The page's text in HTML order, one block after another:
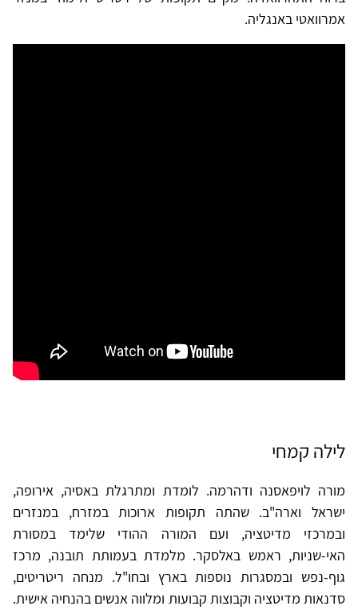
אמרוואטי באנגליה.
לילה קמחי
מורה לויפאסנה ודהרמה. לומדת ומתרגלת באסיה, אירופה,
ישראל וארה"ב. שהתה תקופות ארוכות במזרח, במנזרים
ובמרכזי מדיטציה, ועם המורה ההודי שלימד במסורת
האי-שניות, ראמש באלסקר. מלמדת בעמותת תובנה, מרכז
גוף-נפש ובמסגרות נוספות בארץ ובחו"ל. מנחה ריטריטים,
סדנאות מדיטציה וקבוצות קבועות ומלווה אנשים בהנחיה אישית.